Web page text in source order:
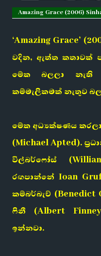
Amazing Grace (2006)
‘Amazing Grace’
වදින, ඇත්ත කතාවක්
මේක බලලා
කම්මැලිකමක් නැතුව
මේක අධ්‍යක්ෂණය
(Michael Apted).
විල්බර්ෆෝස්
රඟපාන්නේ Ioan
කම්බර්බැච්
ෆිනී (Albert
ඉන්නවා.